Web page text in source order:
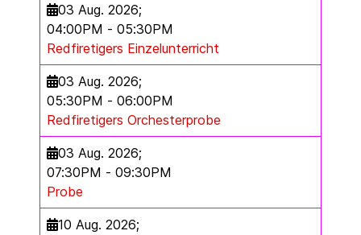
03 Aug. 2026;
04:00PM - 05:30PM
Redfiretigers Einzelunterricht
03 Aug. 2026;
05:30PM - 06:00PM
Redfiretigers Orchesterprobe
03 Aug. 2026;
07:30PM - 09:30PM
Probe
10 Aug. 2026;